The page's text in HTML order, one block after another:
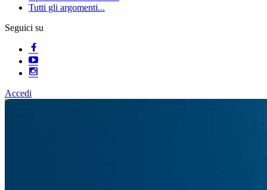
Tutti gli argomenti...
Seguici su
Accedi